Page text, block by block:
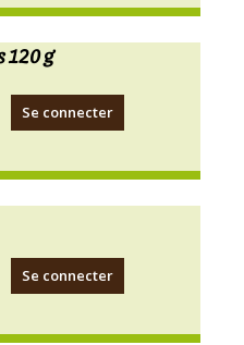
120 g
Se connecter
Se connecter